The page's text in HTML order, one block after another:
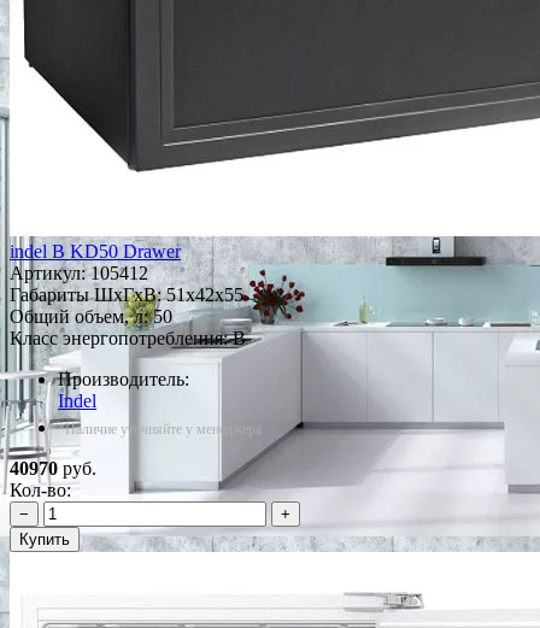
indel B KD50 Drawer
Артикул:105412
Габариты ШxГxВ: 51x42x55
Общий объем, л: 50
Класс энергопотребления: B
Производитель:
Indel
*Наличие уточняйте у менеджера
40970 руб.
Кол-во:
−
+
Купить